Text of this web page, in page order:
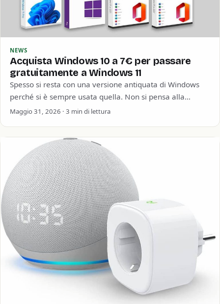
NEWS
Acquista Windows 10 a 7€ per passare
gratuitamente a Windows 11
Spesso si resta con una versione antiquata di Windows
perché si è sempre usata quella. Non si pensa alla
sicurezza informatica o…
Maggio 31, 2026 · 3 min di lettura